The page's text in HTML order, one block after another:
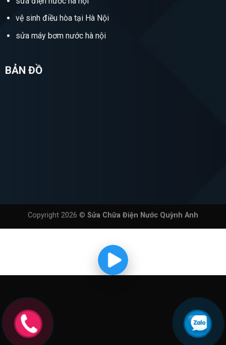
vệ sinh điều hòa tại Hà Nội
sửa máy bơm nước hà nội
BẢN ĐỒ
Copyright 2026 © Sửa Chữa Điện Nước Quỳnh Anh